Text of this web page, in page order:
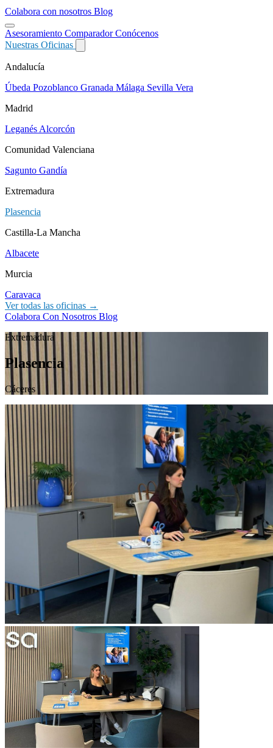
Colabora con nosotros Blog
Asesoramiento ComparadorConócenos
Nuestras Oficinas
Andalucía
Úbeda Pozoblanco Granada Málaga Sevilla Vera
Madrid
Leganés Alcorcón
Comunidad Valenciana
Sagunto Gandía
Extremadura
Plasencia
Castilla-La Mancha
Albacete
Murcia
Caravaca
Ver todas las oficinas →
Colabora Con Nosotros Blog
Extremadura
Plasencia
Cáceres